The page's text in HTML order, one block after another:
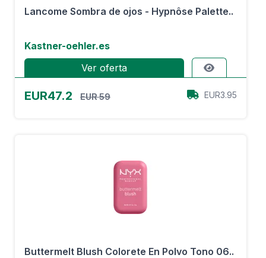
Lancome Sombra de ojos - Hypnôse Palette..
Kastner-oehler.es
Ver oferta
EUR47.2 EUR 59 EUR3.95
Buttermelt Blush Colorete En Polvo Tono 06..